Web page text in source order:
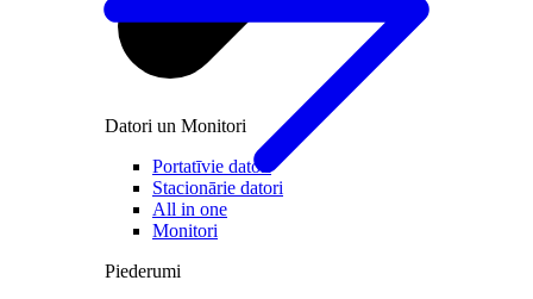
Datori un Monitori
Portatīvie datori
Stacionārie datori
All in one
Monitori
Piederumi